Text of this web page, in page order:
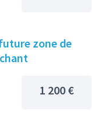
zone de
1 200 €